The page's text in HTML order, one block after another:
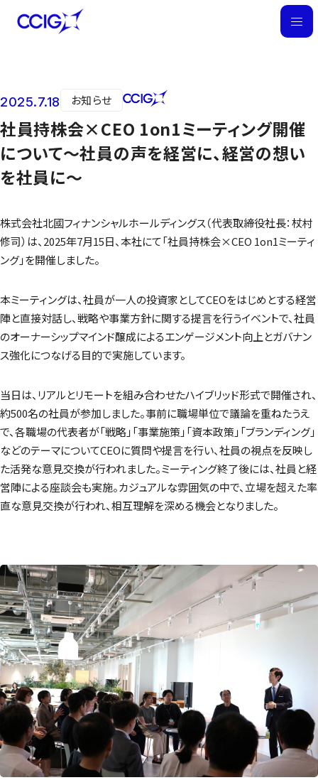
M
ニュース
2025.7.18 お知らせ
社員持株会×CEO 1on1ミーティング開催
について～社員の声を経営に、経営の想い
を社員に～
株式会社北國フィナンシャルホールディングス（代表取締役社長：杖村
修司）は、2025年7月15日、本社にて「社員持株会×CEO 1on1ミーティ
ング」を開催しました。
本ミーティングは、社員が一人の投資家としてCEOをはじめとする経営
陣と直接対話し、戦略や事業方針に関する提言を行うイベントで、社員
のオーナーシップマインド醸成によるエンゲージメント向上とガバナン
ス強化につなげる目的で実施しています。
当日は、リアルとリモートを組み合わせたハイブリッド形式で開催され、
約500名の社員が参加しました。事前に職場単位で議論を重ねたうえ
で、各職場の代表者が「戦略」「事業施策」「資本政策」「ブランディング」
などのテーマについてCEOに質問や提言を行い、社員の視点を反映し
た活発な意見交換が行われました。ミーティング終了後には、社員と経
営陣による座談会も実施。カジュアルな雰囲気の中で、立場を超えた率
直な意見交換が行われ、相互理解を深める機会となりました。